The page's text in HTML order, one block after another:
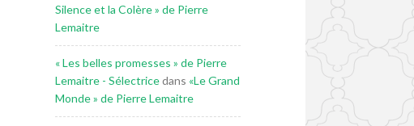
Silence et la Colère » de Pierre
Lemaitre
« Les belles promesses » de Pierre
Lemaitre - Sélectricedans «Le Grand
Monde » de Pierre Lemaitre